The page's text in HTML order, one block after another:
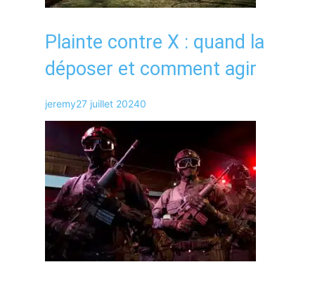
Plainte contre X : quand la
déposer et comment agir
jeremy27 juillet 20240